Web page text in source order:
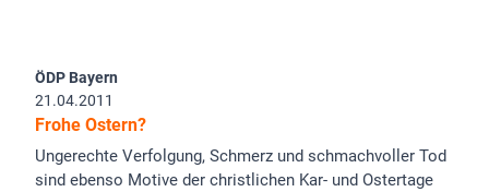
ÖDP Bayern
21.04.2011
Frohe Ostern?
Ungerechte Verfolgung, Schmerz und schmachvoller Tod
sind ebenso Motive der christlichen Kar- und Ostertage